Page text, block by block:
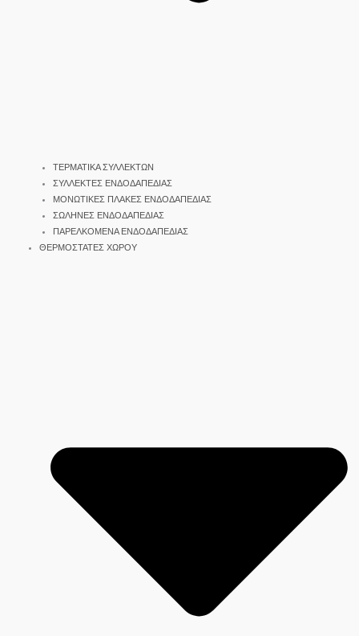
ΤΕΡΜΑΤΙΚΑ ΣΥΛΛΕΚΤΩΝ
ΣΥΛΛΕΚΤΕΣ ΕΝΔΟΔΑΠΕΔΙΑΣ
ΜΟΝΩΤΙΚΕΣ ΠΛΑΚΕΣ ΕΝΔΟΔΑΠΕΔΙΑΣ
ΣΩΛΗΝΕΣ ΕΝΔΟΔΑΠΕΔΙΑΣ
ΠΑΡΕΛΚΟΜΕΝΑ ΕΝΔΟΔΑΠΕΔΙΑΣ
ΘΕΡΜΟΣΤΑΤΕΣ ΧΩΡΟΥ